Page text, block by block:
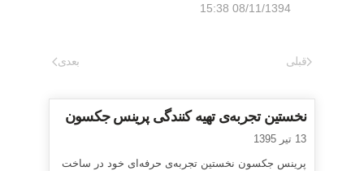
08/11/1394 15:38
قبلی بعدی
نخستین تجربه‌ی تهیه کنندگی پرینس جکسون
13 تیر 1395
پرینس جکسون نخستین تجربه‌ی حرفه‌ای خود در ساخت